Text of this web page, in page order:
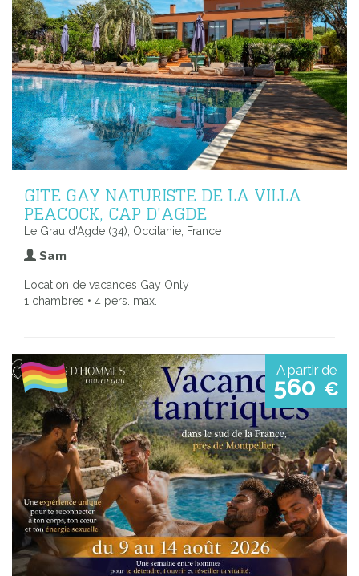
GITE GAY NATURISTE DE LA VILLA
PEACOCK, CAP D'AGDE
Le Grau d'Agde (34), Occitanie, France
Sam
Location de vacances Gay Only
1 chambres • 4 pers. max.
A partir de
560 €